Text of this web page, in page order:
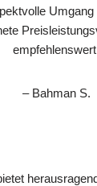
Umgang
– Bahman S.